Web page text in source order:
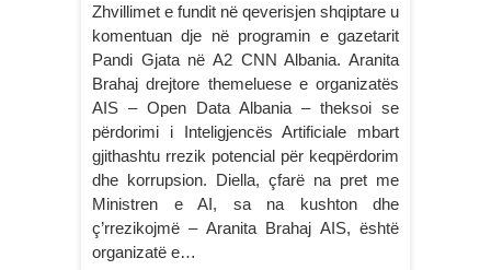
Zhvillimet e fundit në qeverisjen shqiptare u
komentuan dje në programin e gazetarit
Pandi Gjata në A2 CNN Albania. Aranita
Brahaj drejtore themeluese e organizatës
AIS – Open Data Albania – theksoi se
përdorimi i Inteligjencës Artificiale mbart
gjithashtu rrezik potencial për keqpërdorim
dhe korrupsion. Diella, çfarë na pret me
Ministren e AI, sa na kushton dhe
ç’rrezikojmë – Aranita Brahaj AIS, është
organizatë e…